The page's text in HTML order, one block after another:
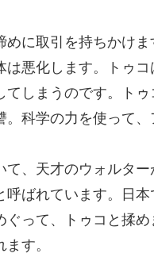
に取引を持ちかけ
悪化します。トゥ
しまうのです。ト
科学の力を使って、
、天才のウォルター
ばれています。日
ぐって、トゥコと揉
す。